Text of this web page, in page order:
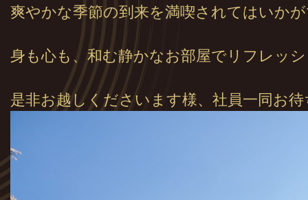
爽やかな季節の到来を満喫されてはいか
身も心も、和む静かなお部屋でリフレッ
是非お越しくださいます様、社員一同お